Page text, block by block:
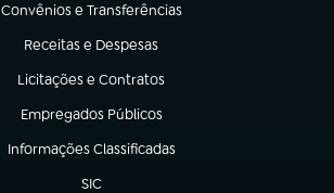
Convênios e Transferências
(abre em nova aba)
Receitas e Despesas
(abre em nova aba)
Licitações e Contratos
(abre em nova aba)
Empregados Públicos
(abre em nova aba)
Informações Classificadas
(abre em nova aba)
SIC